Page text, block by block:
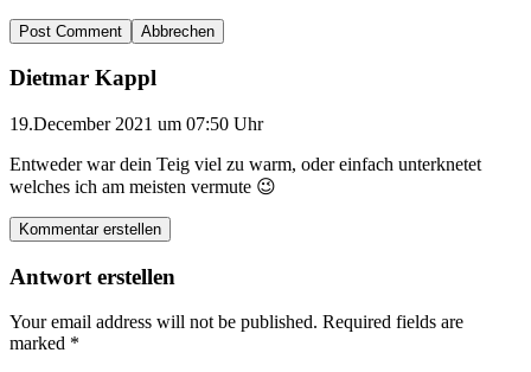
Abbrechen
Dietmar Kappl
19.December 2021 um 07:50 Uhr
Entweder war dein Teig viel zu warm, oder einfach unterknetet
welches ich am meisten vermute 😉
Kommentar erstellen
Antwort erstellen
Your email address will not be published. Required fields are
marked *